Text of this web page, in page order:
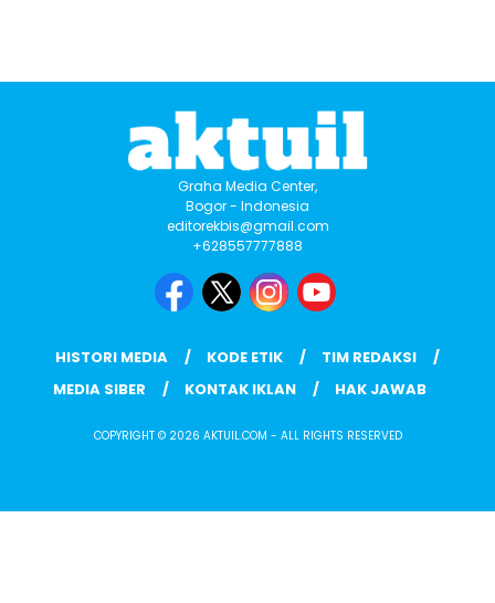
Graha Media Center,
Bogor - Indonesia
editorekbis@gmail.com
+628557777888
HISTORI MEDIA KODE ETIK
TIM REDAKSI
MEDIA SIBER
KONTAK IKLAN HAK JAWAB
COPYRIGHT © 2026 AKTUIL.COM - ALL RIGHTS RESERVED